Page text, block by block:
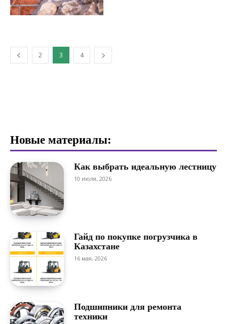
2 3 4
Новые материалы:
Как выбрать идеальную лестницу
10 июля, 2026
Гайд по покупке погрузчика в
Казахстане
16 мая, 2026
Подшипники для ремонта
техники